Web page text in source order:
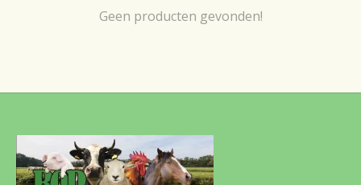
Geen producten gevonden!